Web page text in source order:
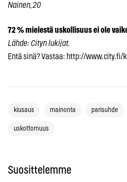
Nainen, 20
72 % mielestä uskollisuus ei ole
Lähde: Cityn lukijat.
Entä sinä? Vastaa: http://www.city.fi/
kiusaus mainonta parisuhde
uskottomuus
Suosittelemme